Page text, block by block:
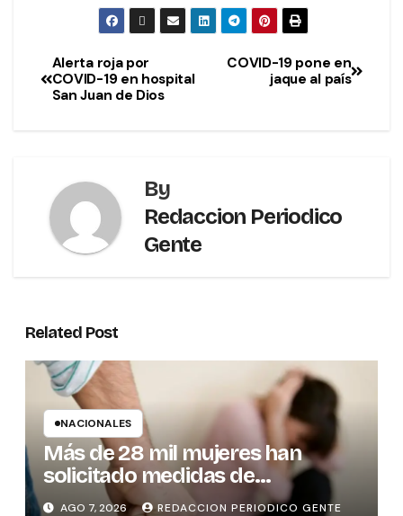
COVID-19 pone en
jaque al país
Alerta roja por
COVID-19 en hospital
San Juan de Dios
By
Redaccion Periodico
Gente
Related Post
NACIONALES
Más de 28 mil mujeres han
solicitado medidas de
protección
AGO 7, 2026 REDACCION PERIODICO GENTE